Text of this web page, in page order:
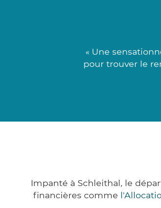
« Une
pour trouver le
Impanté à Schleithal, le
financières comme